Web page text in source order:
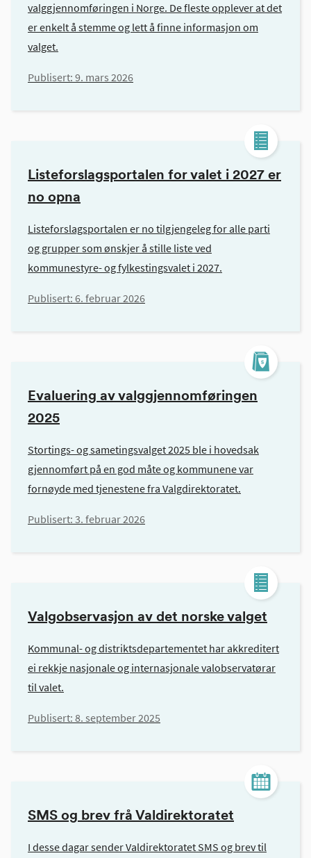
valggjennomføringen i Norge. De fleste opplever at det
er enkelt å stemme og lett å finne informasjon om
valget.
Publisert: 9. mars 2026
Listeforslagsportalen for valet i 2027 er
no opna
Listeforslagsportalen er no tilgjengeleg for alle parti
og grupper som ønskjer å stille liste ved
kommunestyre- og fylkestingsvalet i 2027.
Publisert: 6. februar 2026
Evaluering av valggjennomføringen
2025
Stortings- og sametingsvalget 2025 ble i hovedsak
gjennomført på en god måte og kommunene var
fornøyde med tjenestene fra Valgdirektoratet.
Publisert: 3. februar 2026
Valgobservasjon av det norske valget
Kommunal- og distriktsdepartementet har akkreditert
ei rekkje nasjonale og internasjonale valobservatørar
til valet.
Publisert: 8. september 2025
SMS og brev frå Valdirektoratet
I desse dagar sender Valdirektoratet SMS og brev til